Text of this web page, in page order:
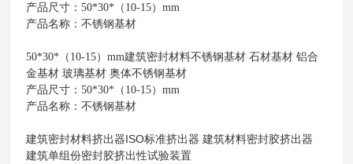
产品尺寸：50*30*（10-15）mm
产品名称：不锈钢基材
50*30*（10-15）mm建筑密封材料不锈钢基材 石材基材 铝合
金基材 玻璃基材 奥体不锈钢基材
产品尺寸：50*30*（10-15）mm
产品名称：不锈钢基材
建筑密封材料挤出器ISO标准挤出器 建筑材料密封胶挤出器
建筑单组份密封胶挤出性试验装置